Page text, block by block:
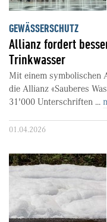
GEWÄSSERSCHUTZ
Allianz fordert
Trinkwasser
Mit einem symbolischen
die Allianz «Sauberes
31'000 Unterschriften ...
01.04.2026